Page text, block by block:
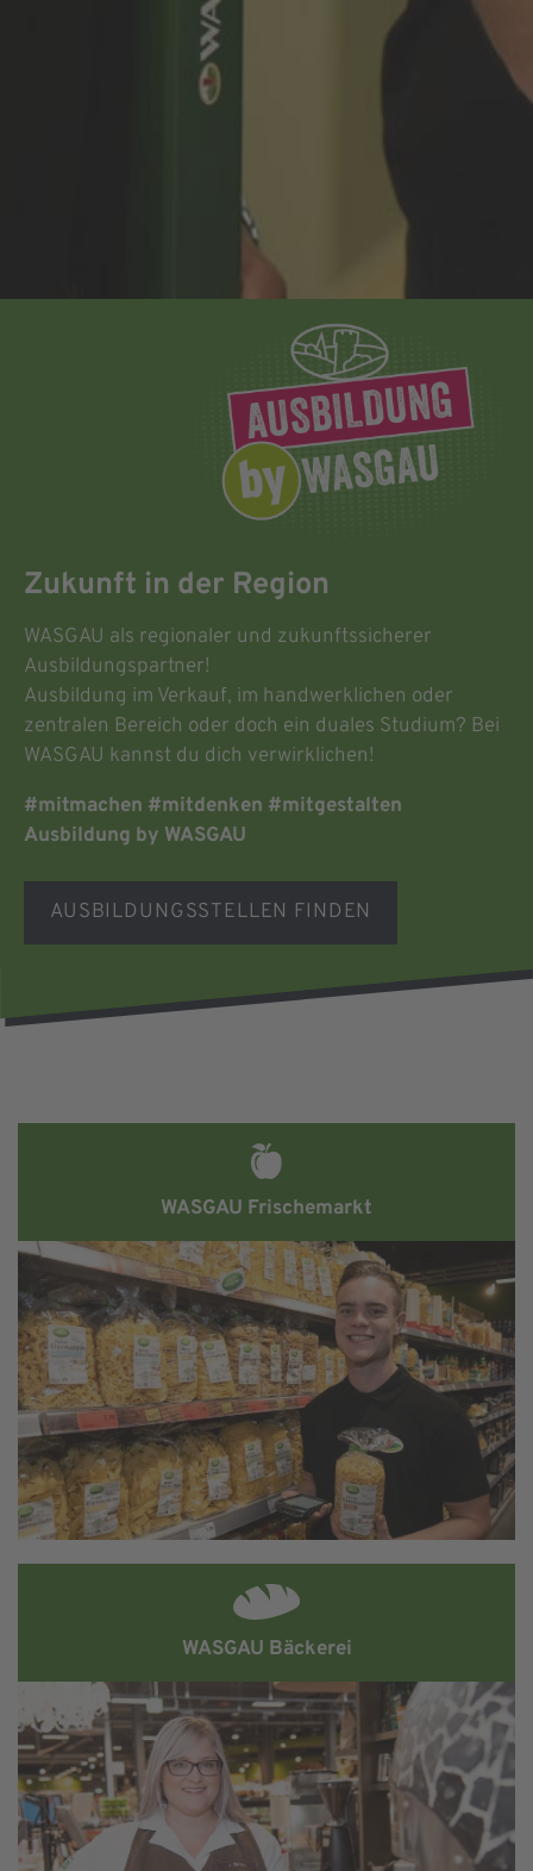
Zukunft in der Region
WASGAU als regionaler und zukunftssicherer
Ausbildungspartner!
Ausbildung im Verkauf, im handwerklichen oder
zentralen Bereich oder doch ein duales Studium? Bei
WASGAU kannst du dich verwirklichen!
#mitmachen #mitdenken #mitgestalten
Ausbildung by WASGAU
AUSBILDUNGSSTELLEN FINDEN
WASGAU Frischemarkt
WASGAU Bäckerei